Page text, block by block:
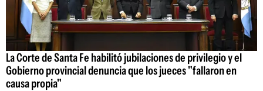
La Corte de Santa Fe habilitó jubilaciones de privilegio y el
Gobierno provincial denuncia que los jueces "fallaron en
causa propia"